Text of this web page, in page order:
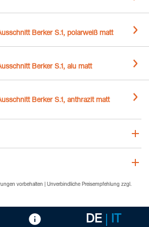
Berker S.1, polarweiß matt
Berker S.1, alu matt
Berker S.1, anthrazit matt
vorbehalten | Unverbindliche Preisempfehlung zzgl.
DE IT